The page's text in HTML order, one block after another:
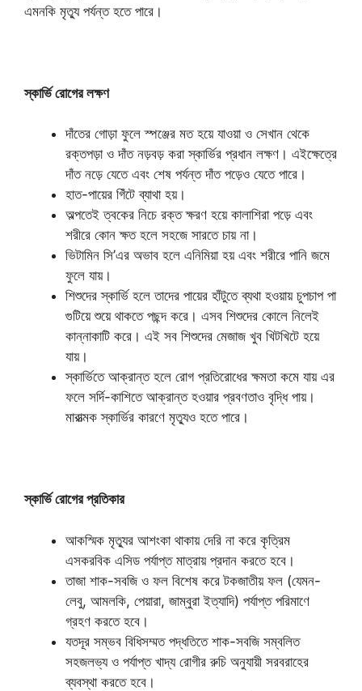
এমনকি মৃত্যু পর্যন্ত হতে পারে।
স্কার্ভি রোগের লক্ষণ
দাঁতের গোড়া ফুলে স্পঞ্জের মত হয়ে যাওয়া ও সেখান থেকে
রক্তপড়া ও দাঁত নড়বড় করা স্কার্ভির প্রধান লক্ষণ। এইক্ষেত্রে
দাঁত নড়ে যেতে এবং শেষ পর্যন্ত দাঁত পড়েও যেতে পারে।
হাত-পায়ের গিঁটে ব্যাথা হয়।
অল্পতেই ত্বকের নিচে রক্ত ক্ষরণ হয়ে কালাশিরা পড়ে এবং
শরীরে কোন ক্ষত হলে সহজে সারতে চায় না।
ভিটামিন সি’এর অভাব হলে এনিমিয়া হয় এবং শরীরে পানি জমে
ফুলে যায়।
শিশুদের স্কার্ভি হলে তাদের পায়ের হাঁটুতে ব্যথা হওয়ায় চুপচাপ পা
গুটিয়ে শুয়ে থাকতে পছন্দ করে। এসব শিশুদের কোলে নিলেই
কান্নাকাটি করে। এই সব শিশুদের মেজাজ খুব খিটখিটে হয়ে
যায়।
স্কার্ভিতে আক্রান্ত হলে রোগ প্রতিরোধের ক্ষমতা কমে যায় এর
ফলে সর্দি-কাশিতে আক্রান্ত হওয়ার প্রবণতাও বৃদ্ধি পায়।
মারাত্মক স্কার্ভির কারণে মৃত্যুও হতে পারে।
স্কার্ভি রোগের প্রতিকার
আকস্মিক মৃত্যুর আশংকা থাকায় দেরি না করে কৃত্রিম
এসকরবিক এসিড পর্যাপ্ত মাত্রায় প্রদান করতে হবে।
তাজা শাক-সবজি ও ফল বিশেষ করে টকজাতীয় ফল (যেমন-
লেবু, আমলকি, পেয়ারা, জাম্বুরা ইত্যাদি) পর্যাপ্ত পরিমাণে
গ্রহণ করতে হবে।
যতদূর সম্ভব বিধিসম্মত পদ্ধতিতে শাক-সবজি সম্বলিত
সহজলভ্য ও পর্যাপ্ত খাদ্য রোগীর রুচি অনুযায়ী সরবরাহের
ব্যবস্থা করতে হবে।